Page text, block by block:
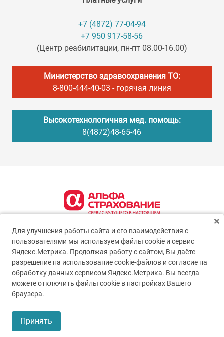
+7 (4872) 77-04-94
+7 950 917-58-56
(Центр реабилитации, пн-пт 08.00-16.00)
Министерство здравоохранения ТО:
8-800-444-40-03 - горячая линия
Высокотехнологичная мед. помощь:
8(4872)48-65-46
Для улучшения работы сайта и его взаимодействия с
пользователями мы используем файлы cookie и сервис
Яндекс.Метрика. Продолжая работу с сайтом, Вы даёте
разрешение на использование cookie-файлов и согласие на
обработку данных сервисом Яндекс.Метрика. Вы всегда
можете отключить файлы cookie в настройках Вашего
браузера.
Принять